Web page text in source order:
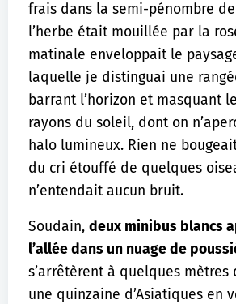
frais dans la semi-pénombre
l’herbe était mouillée par la
matinale enveloppait le
laquelle je distinguai une
barrant l’horizon et masquant
rayons du soleil, dont on
halo lumineux. Rien ne
du cri étouffé de quelques
n’entendait aucun bruit.
Soudain, deux minibus blancs
l’allée dans un nuage de
s’arrêtèrent à quelques mètres
une quinzaine d’Asiatiques en